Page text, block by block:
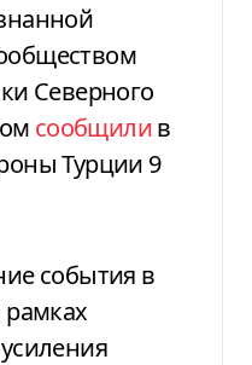
Северного
сообщилив
Турции 9
события в